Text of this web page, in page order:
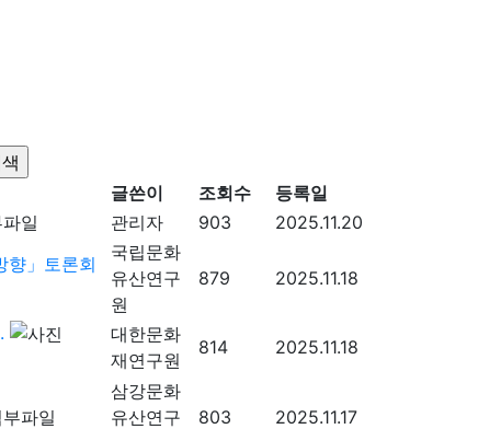
글쓴이 조회수
등록일
관리자 903 2025.11.20
향」토론회
국립문화
유산연구
원
879 2025.11.18
대한문화
재연구원
814 2025.11.18
삼강문화
유산연구
803 2025.11.17